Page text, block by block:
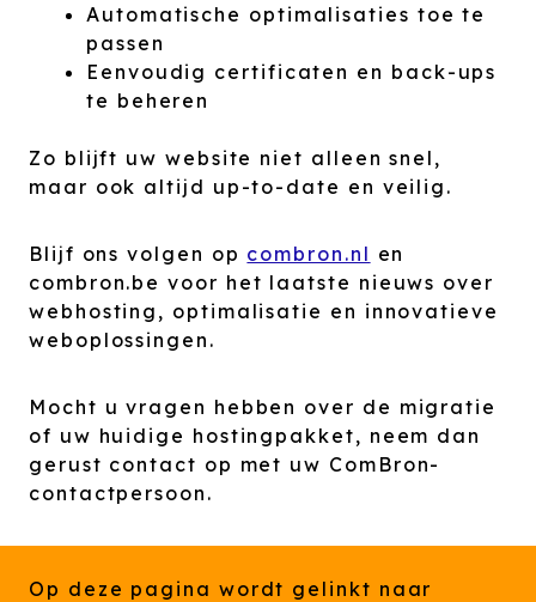
Automatische optimalisaties toe te
passen
Eenvoudig certificaten en back-ups
te beheren
Zo blijft uw website niet alleen snel,
maar ook altijd up-to-date en veilig.
Blijf ons volgen op combron.nl en
combron.be voor het laatste nieuws over
webhosting, optimalisatie en innovatieve
weboplossingen.
Mocht u vragen hebben over de migratie
of uw huidige hostingpakket, neem dan
gerust contact op met uw ComBron-
contactpersoon.
Op deze pagina wordt gelinkt naar